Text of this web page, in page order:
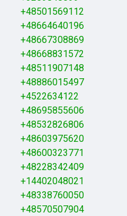
+48501569112
+48664640196
+48667308869
+48668831572
+48511907148
+48886015497
+4522634122
+48695855606
+48532826806
+48603975620
+48600323771
+48228342409
+14402048021
+48338760050
+48570507904